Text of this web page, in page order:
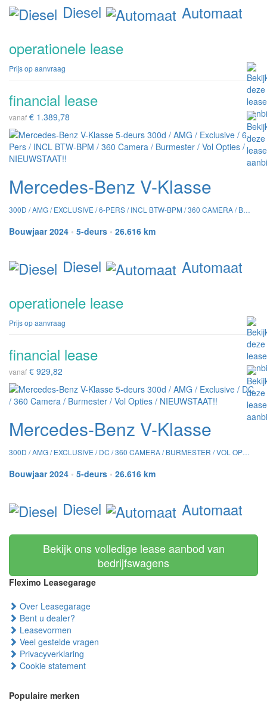
Diesel
Automaat
operationele lease
Prijs op aanvraag
financial lease
vanaf € 1.389,78
Mercedes-Benz V-Klasse
300D / AMG / EXCLUSIVE / 6-PERS / INCL BTW-BPM / 360 CAMERA / BURMESTER / VOL OPTIES / NIEUWSTAAT!!
Bouwjaar 2024 • 5-deurs • 26.616 km
Diesel
Automaat
operationele lease
Prijs op aanvraag
financial lease
vanaf € 929,82
Mercedes-Benz V-Klasse
300D / AMG / EXCLUSIVE / DC / 360 CAMERA / BURMESTER / VOL OPTIES / NIEUWSTAAT!!
Bouwjaar 2024 • 5-deurs • 26.616 km
Diesel Automaat
Bekijk ons volledige lease aanbod van
bedrijfswagens
Fleximo Leasegarage
Over Leasegarage
Bent u dealer?
Leasevormen
Veel gestelde vragen
Privacyverklaring
Cookie statement
Populaire merken